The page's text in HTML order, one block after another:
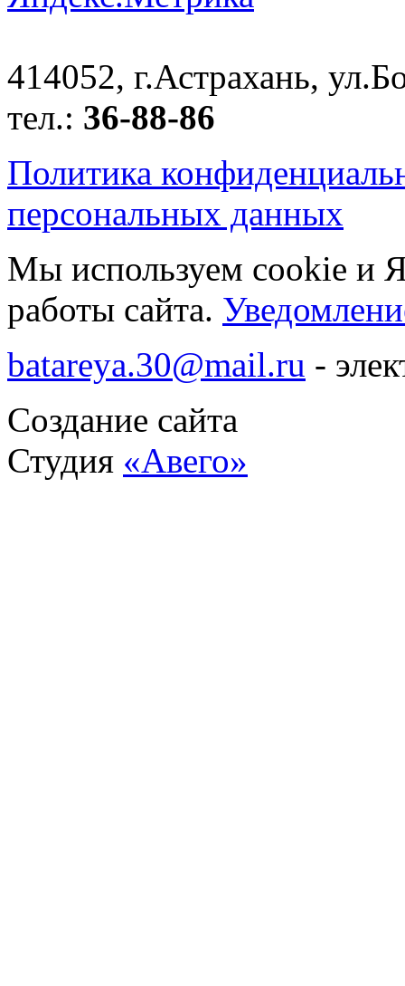
414052, г.Астрахань,
тел.: 36-88-86
Политика
персональных данных
Мы используем cookie и
работы сайта.
batareya.30@mail.ru -
Создание сайта
Студия «Авего»